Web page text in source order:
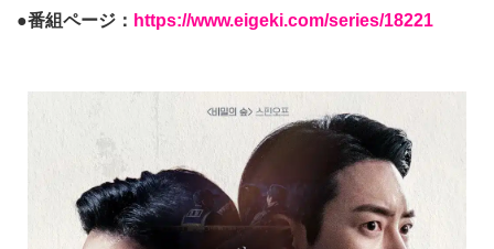
●番組ページ： https://www.eigeki.com/series/18221